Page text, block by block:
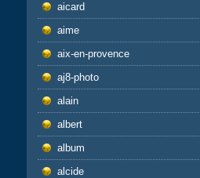
aicard
aime
aix-en-provence
aj8-photo
alain
albert
album
alcide